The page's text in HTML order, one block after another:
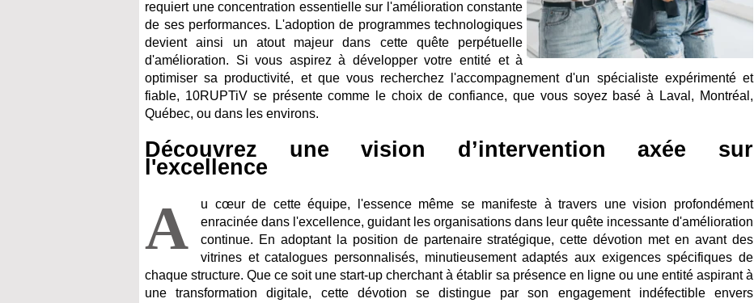
requiert une concentration essentielle sur l'amélioration constante
de ses performances. L'adoption de programmes technologiques
devient ainsi un atout majeur dans cette quête perpétuelle
d'amélioration. Si vous aspirez à développer votre entité et à
optimiser sa productivité, et que vous recherchez l'accompagnement d'un spécialiste expérimenté et
fiable, 10RUPTiV se présente comme le choix de confiance, que vous soyez basé à Laval, Montréal,
Québec, ou dans les environs.
Découvrez une vision d’intervention axée sur
l'excellence
A
u cœur de cette équipe, l'essence même se manifeste à travers une vision profondément
enracinée dans l'excellence, guidant les organisations dans leur quête incessante d'amélioration
continue. En adoptant la position de partenaire stratégique, cette dévotion met en avant des
vitrines et catalogues personnalisés, minutieusement adaptés aux exigences spécifiques de
chaque structure. Que ce soit une start-up cherchant à établir sa présence en ligne ou une entité aspirant à
une transformation digitale, cette dévotion se distingue par son engagement indéfectible envers